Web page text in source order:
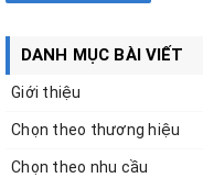
DANH MỤC BÀI VIẾT
Giới thiệu
Chọn theo thương hiệu
Chọn theo nhu cầu